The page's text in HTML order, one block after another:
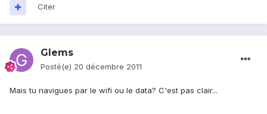
Citer
Glems
Posté(e) 20 décembre 2011
Mais tu navigues par le wifi ou le data? C'est pas clair...